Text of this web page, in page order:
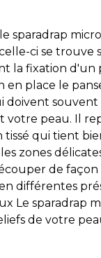
sparadrap
ci se
la fixation
place le
doivent souvent
votre peau. Il
qui tient
zones
de
différentes
Le sparadrap
de votre